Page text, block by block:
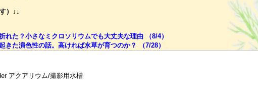
）↓↓
れた？小さなミクロソリウムでも大丈夫な理由 （8/4）
きた演色性の話。高ければ水草が育つのか？ （7/28）
電球で水草は育ちにくい。その理由とは？ （7/7）
アクアリウム/撮影用水槽